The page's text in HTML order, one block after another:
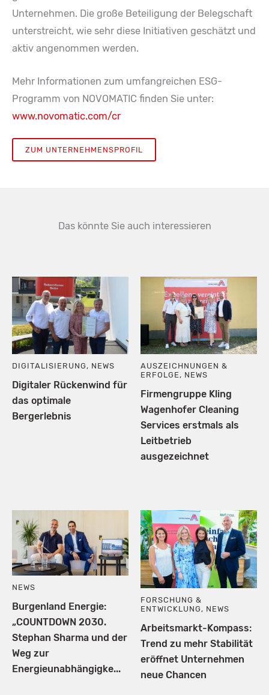
Unternehmen. Die große Beteiligung der Belegschaft
unterstreicht, wie sehr diese Initiativen geschätzt und
aktiv angenommen werden.
Mehr Informationen zum umfangreichen ESG-
Programm von NOVOMATIC finden Sie unter:
www.novomatic.com/cr
ZUM UNTERNEHMENSPROFIL
Das könnte Sie auch interessieren
DIGITALISIERUNG , NEWS
Digitaler Rückenwind für
das optimale
Bergerlebnis
AUSZEICHNUNGEN &
ERFOLGE, NEWS
Firmengruppe Kling
Wagenhofer Cleaning
Services erstmals als
Leitbetrieb
ausgezeichnet
NEWS
Burgenland Energie:
„COUNTDOWN 2030.
Stephan Sharma und der
Weg zur
Energieunabhängigke...
FORSCHUNG &
ENTWICKLUNG , NEWS
Arbeitsmarkt-Kompass:
Trend zu mehr Stabilität
eröffnet Unternehmen
neue Chancen